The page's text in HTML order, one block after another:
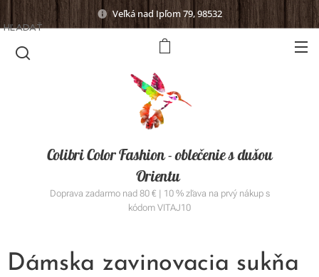
Veľká nad Ipľom 79, 98532
Colibri Color Fashion - oblečenie s dušou
Orientu
Doprava zadarmo nad 80 € | 10 % zľava na prvý nákup s
kódom VITAJ10
HĽADAŤ
Dámska zavinovacia sukňa